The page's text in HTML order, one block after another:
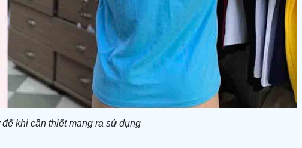
khi cần thiết mang ra sử dụng